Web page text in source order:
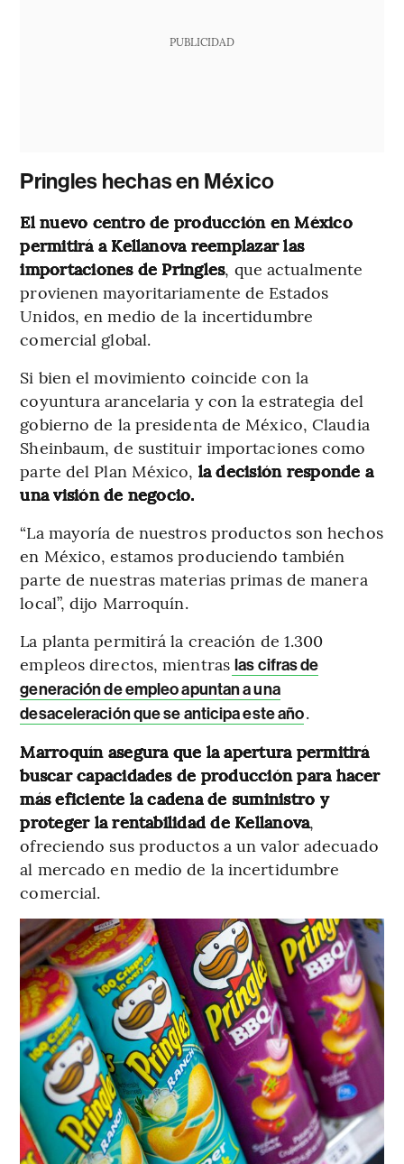
PUBLICIDAD
Pringles hechas en México
El nuevo centro de producción en México
permitirá a Kellanova reemplazar las
importaciones de Pringles, que actualmente
provienen mayoritariamente de Estados
Unidos, en medio de la incertidumbre
comercial global.
Si bien el movimiento coincide con la
coyuntura arancelaria y con la estrategia del
gobierno de la presidenta de México, Claudia
Sheinbaum, de sustituir importaciones como
parte del Plan México, la decisión responde a
una visión de negocio.
“La mayoría de nuestros productos son hechos
en México, estamos produciendo también
parte de nuestras materias primas de manera
local”, dijo Marroquín.
La planta permitirá la creación de 1.300
empleos directos, mientras las cifras de
generación de empleo apuntan a una
desaceleración que se anticipa este año.
Marroquín asegura que la apertura permitirá
buscar capacidades de producción para hacer
más eficiente la cadena de suministro y
proteger la rentabilidad de Kellanova,
ofreciendo sus productos a un valor adecuado
al mercado en medio de la incertidumbre
comercial.